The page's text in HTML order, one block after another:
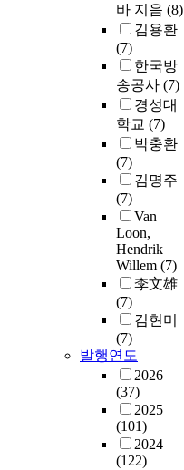
바 지음 (8)
김용환
(7)
한국방
송공사 (7)
경성대
학교 (7)
박충환
(7)
김명주
(7)
Van
Loon,
Hendrik
Willem (7)
李文雄
(7)
김현미
(7)
발행연도
2026
(37)
2025
(101)
2024
(122)